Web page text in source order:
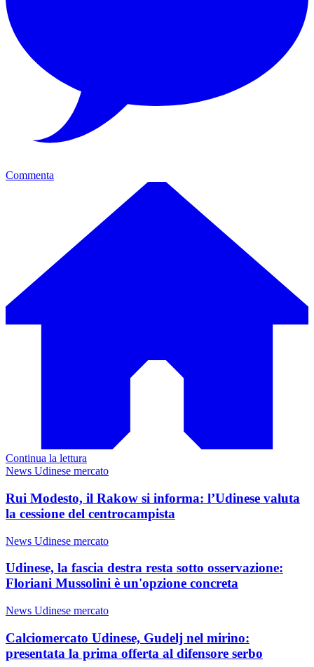
Commenta
Continua la lettura
News Udinese mercato
Rui Modesto, il Rakow si informa: l’Udinese valuta
la cessione del centrocampista
News Udinese mercato
Udinese, la fascia destra resta sotto osservazione:
Floriani Mussolini è un'opzione concreta
News Udinese mercato
Calciomercato Udinese, Gudelj nel mirino:
presentata la prima offerta al difensore serbo